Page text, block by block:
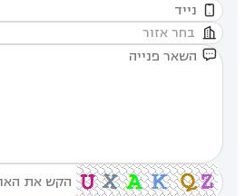


